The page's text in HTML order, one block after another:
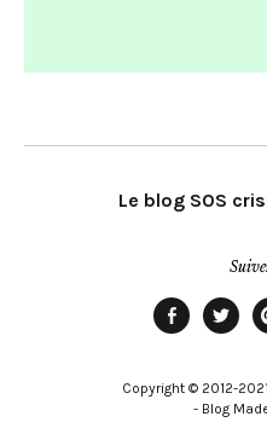
Le blog SOS
Copyright © 2012-
- Blog